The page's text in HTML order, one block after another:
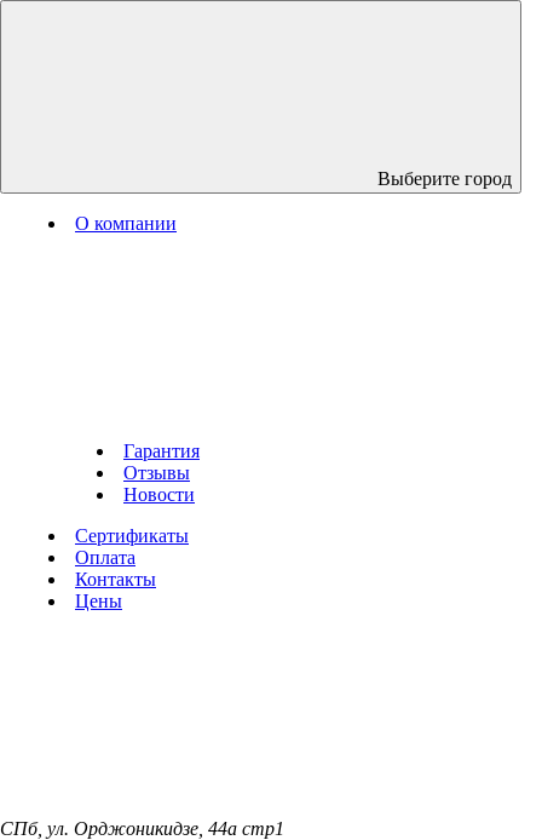
Выберите город
О компании
Гарантия
Отзывы
Новости
Сертификаты
Оплата
Контакты
Цены
СПб, ул. Орджоникидзе, 44а стр1